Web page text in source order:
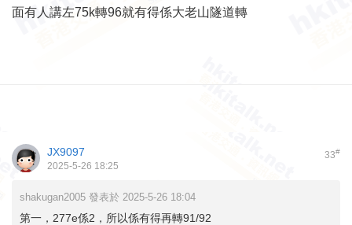
面有人講左75k轉96就有得係大老山隧道轉
33#
JX9097
2025-5-26 18:25
shakugan2005 發表於 2025-5-26 18:04
第一，277e係2，所以係有得再轉91/92